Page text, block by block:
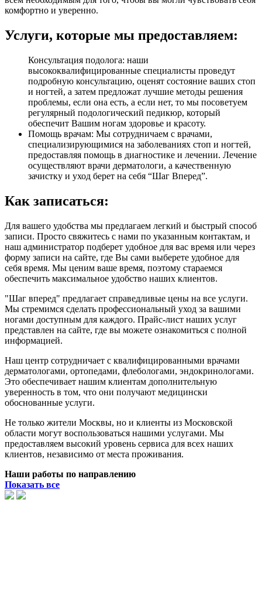
комфортно и уверенно.
Услуги, которые мы предоставляем:
Консультация подолога: наши
высококвалифицированные специалисты проведут
подробную консультацию, оценят состояние ваших стоп
и ногтей, а затем предложат лучшие методы решения
проблемы, если она есть, а если нет, то мы посоветуем
регулярный подологический педикюр, который
обеспечит Вашим ногам здоровье и красоту.
Помощь врачам: Мы сотрудничаем с врачами,
специализирующимися на заболеваниях стоп и ногтей,
предоставляя помощь в диагностике и лечении. Лечение
осуществляют врачи дерматологи, а качественную
зачистку и уход берет на себя “Шаг Вперед”.
Как записаться:
Для вашего удобства мы предлагаем легкий и быстрый способ
записи. Просто свяжитесь с нами по указанным контактам, и
наш администратор подберет удобное для вас время или через
форму записи на сайте, где Вы сами выберете удобное для
себя время. Мы ценим ваше время, поэтому стараемся
обеспечить максимальное удобство наших клиентов.
"Шаг вперед" предлагает справедливые цены на все услуги.
Мы стремимся сделать профессиональный уход за вашими
ногами доступным для каждого. Прайс-лист наших услуг
представлен на сайте, где вы можете ознакомиться с полной
информацией.
Наш центр сотрудничает с квалифицированными врачами
дерматологами, ортопедами, флебологами, эндокринологами.
Это обеспечивает нашим клиентам дополнительную
уверенность в том, что они получают медицински
обоснованные услуги.
Не только жители Москвы, но и клиенты из Московской
области могут воспользоваться нашими услугами. Мы
предоставляем высокий уровень сервиса для всех наших
клиентов, независимо от места проживания.
Наши работы по направлению
Показать все